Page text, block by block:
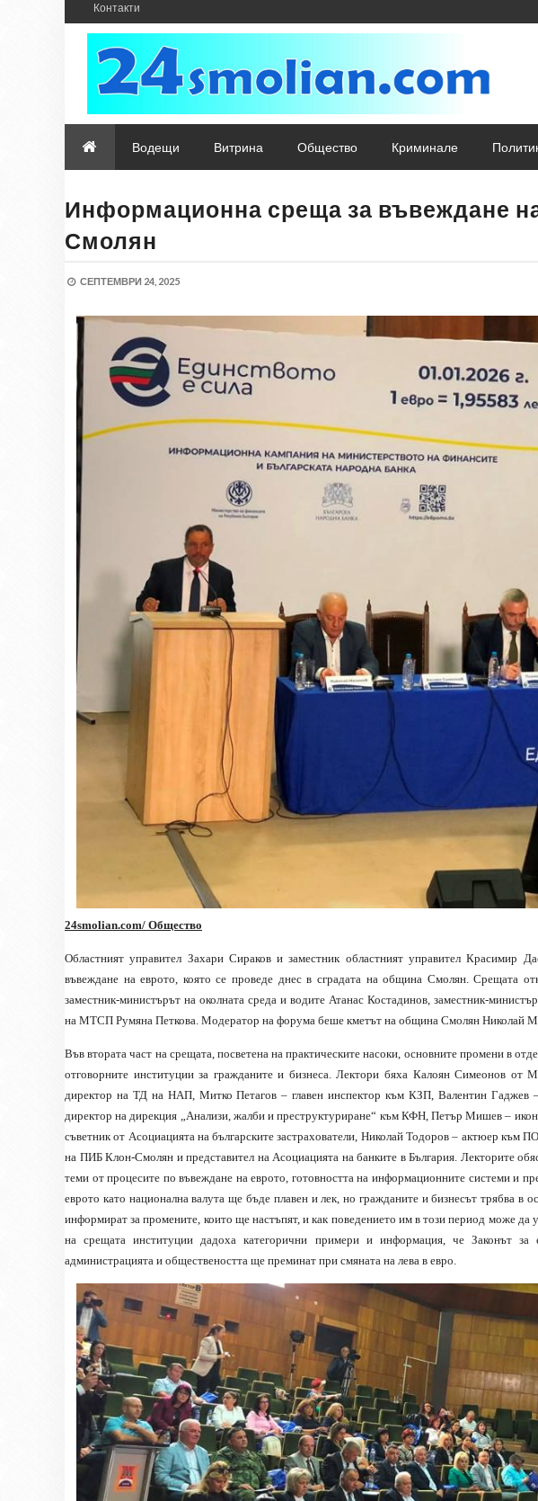
Контакти
Водещи Витрина Общество Криминале
Информационна среща за въвеждане
Смолян
СЕПТЕМВРИ 24, 2025
24smolian.com/ Общество
Областният управител Захари Сираков и заместник областният управител Красимир
въвеждане на еврото, която се проведе днес в сградата на община Смолян. Срещата
заместник-министърът на околната среда и водите Атанас Костадинов, заместник-
на МТСП Румяна Петкова. Модератор на форума беше кметът на община Смолян Николай
Във втората част на срещата, посветена на практическите насоки, основните промени в
отговорните институции за гражданите и бизнеса. Лектори бяха Калоян Симеонов от
директор на ТД на НАП, Митко Петагов – главен инспектор към КЗП, Валентин
директор на дирекция „Анализи, жалби и преструктуриране“ към КФН, Петър Мишев –
съветник от Асоциацията на българските застрахователи, Николай Тодоров – актюер
на ПИБ Клон-Смолян и представител на Асоциацията на банките в България. Лекторите
теми от процесите по въвеждане на еврото, готовността на информационните системи и
еврото като национална валута ще бъде плавен и лек, но гражданите и бизнесът трябва в
информират за промените, които ще настъпят, и как поведението им в този период може да
на срещата институции дадоха категорични примери и информация, че Законът за
администрацията и обществеността ще преминат при смяната на лева в евро.